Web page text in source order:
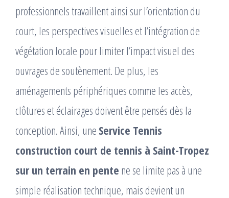
professionnels travaillent ainsi sur l’orientation du
court, les perspectives visuelles et l’intégration de
végétation locale pour limiter l’impact visuel des
ouvrages de soutènement. De plus, les
aménagements périphériques comme les accès,
clôtures et éclairages doivent être pensés dès la
conception. Ainsi, une Service Tennis
construction court de tennis à Saint-Tropez
sur un terrain en pente ne se limite pas à une
simple réalisation technique, mais devient un